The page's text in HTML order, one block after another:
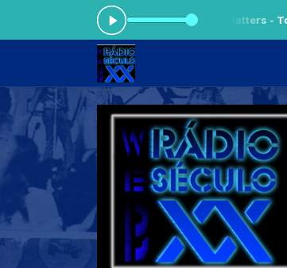
Tocando agora: The Platters - To